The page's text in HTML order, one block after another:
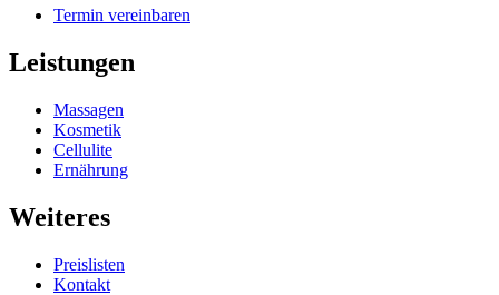
Termin vereinbaren
Leistungen
Massagen
Kosmetik
Cellulite
Ernährung
Weiteres
Preislisten
Kontakt